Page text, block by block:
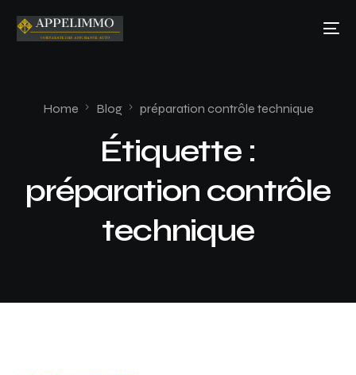
Home Blog préparation contrôle technique
Étiquette :
préparation contrôle
technique